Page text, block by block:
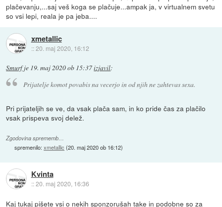
plačevanju,...saj veš koga se plačuje...ampak ja, v virtualnem svetu
so vsi lepi, reala je pa jeba....
xmetallic
::20. maj 2020, 16:12
Smurfje 19. maj 2020 ob 15:37izjavil:
Prijatelje komot povabis na vecerjo in od njih ne zahtevas sexa.
Pri prijateljih se ve, da vsak plača sam, in ko pride čas za plačilo
vsak prispeva svoj delež.
Zgodovina sprememb…
spremenilo:xmetallic (20. maj 2020 ob 16:12)
Kvinta
::20. maj 2020, 16:36
Kaj tukaj pišete vsi o nekih sponzorušah take in podobne so za